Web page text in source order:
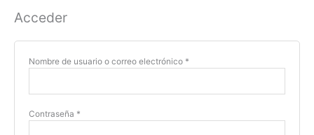
Acceder
Nombre de usuario o correo electrónico *
Contraseña *